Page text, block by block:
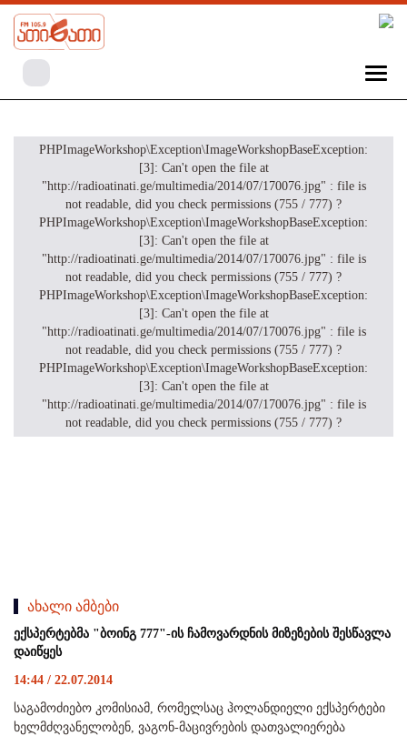
PHPImageWorkshop\Exception\ImageWorkshopBaseException:
[3]: Can't open the file at
"http://radioatinati.ge/multimedia/2014/07/170076.jpg" : file is
not readable, did you check permissions (755 / 777) ?
PHPImageWorkshop\Exception\ImageWorkshopBaseException:
[3]: Can't open the file at
"http://radioatinati.ge/multimedia/2014/07/170076.jpg" : file is
not readable, did you check permissions (755 / 777) ?
PHPImageWorkshop\Exception\ImageWorkshopBaseException:
[3]: Can't open the file at
"http://radioatinati.ge/multimedia/2014/07/170076.jpg" : file is
not readable, did you check permissions (755 / 777) ?
PHPImageWorkshop\Exception\ImageWorkshopBaseException:
[3]: Can't open the file at
"http://radioatinati.ge/multimedia/2014/07/170076.jpg" : file is
not readable, did you check permissions (755 / 777) ?
ახალი ამბები
ექსპერტებმა "ბოინგ 777"-ის ჩამოვარდნის მიზეზების შესწავლა
დაიწყეს
14:44 / 22.07.2014
საგამოძიებო კომისიამ, რომელსაც ჰოლანდიელი ექსპერტები
ხელმძღვანელობენ, ვაგონ-მაცივრების დათვალიერება